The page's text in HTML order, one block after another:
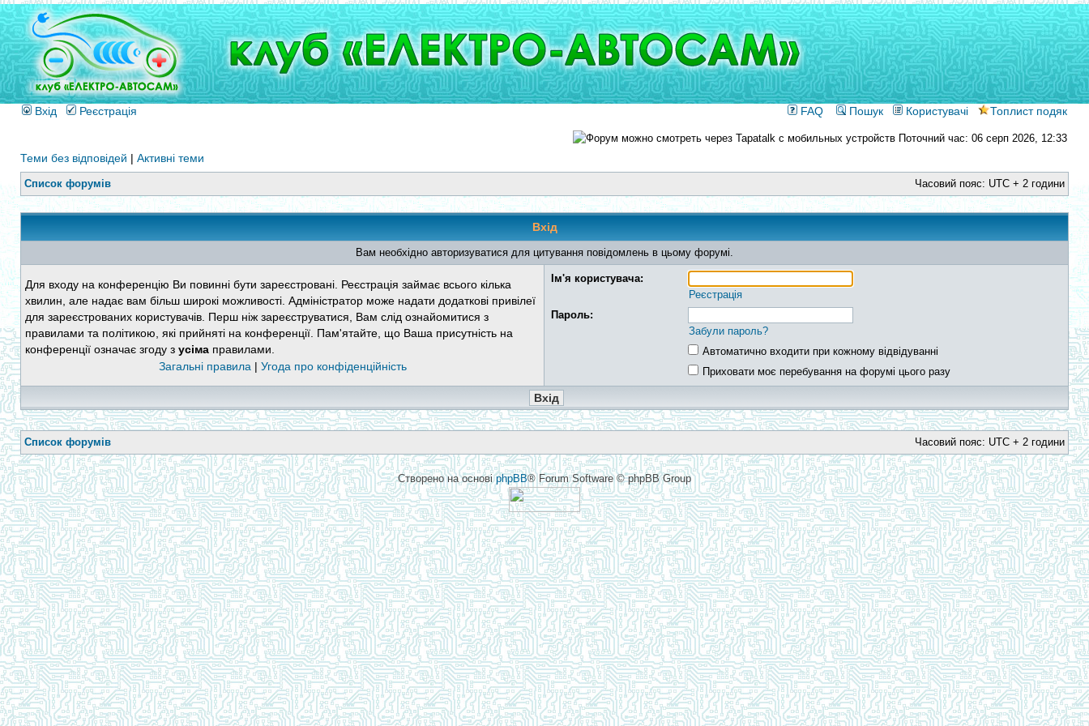
Вхід Реєстрація FAQ Пошук Користувачі Топлист подяк
Поточний час: 06 серп 2026, 12:33
Теми без відповідей | Активні теми
Список форумів Часовий пояс: UTC + 2 години
Вхід
Вам необхідно авторизуватися для цитування повідомлень в цьому форумі.
Для входу на конференцію Ви повинні бути зареєстровані. Реєстрація займає всього кілька
хвилин, але надає вам більш широкі можливості. Адміністратор може надати додаткові привілеї
для зареєстрованих користувачів. Перш ніж зареєструватися, Вам слід ознайомитися з
правилами та політикою, які прийняті на конференції. Пам'ятайте, що Ваша присутність на
конференції означає згоду з усіма правилами.
Загальні правила | Угода про конфіденційність
Ім'я користувача:
Реєстрація
Пароль:
Забули пароль?
Автоматично входити при кожному відвідуванні
Приховати моє перебування на форумі цього разу
Список форумів Часовий пояс: UTC + 2 години
Створено на основіphpBB® Forum Software © phpBB Group